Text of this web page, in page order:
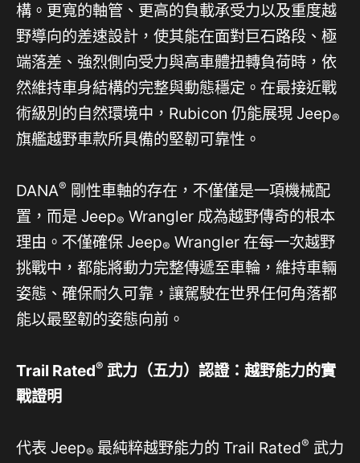
構。更寬的軸管、更高的負載承受力以及重度越
野導向的差速設計，使其能在面對巨石路段、極
端落差、強烈側向受力與高車體扭轉負荷時，依
然維持車身結構的完整與動態穩定。在最接近戰
術級別的自然環境中，Rubicon 仍能展現 Jeep®
旗艦越野車款所具備的堅韌可靠性。
DANA® 剛性車軸的存在，不僅僅是一項機械配
置，而是 Jeep® Wrangler 成為越野傳奇的根本
理由。不僅確保 Jeep® Wrangler 在每一次越野
挑戰中，都能將動力完整傳遞至車輪，維持車輛
姿態、確保耐久可靠，讓駕駛在世界任何角落都
能以最堅韌的姿態向前。
Trail Rated® 武力（五力）認證：越野能力的實
戰證明
代表 Jeep® 最純粹越野能力的 Trail Rated® 武力